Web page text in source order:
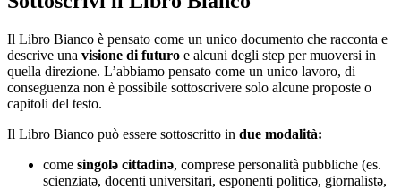
Il Libro Bianco è pensato come un unico documento che racconta e
descrive una visione di futuro e alcuni degli step per muoversi in
quella direzione. L’abbiamo pensato come un unico lavoro, di
conseguenza non è possibile sottoscrivere solo alcune proposte o
capitoli del testo.
Il Libro Bianco può essere sottoscritto in due modalità:
come singolə cittadinə, comprese personalità pubbliche (es.
scienziatə, docenti universitari, esponenti politicə, giornalistə,